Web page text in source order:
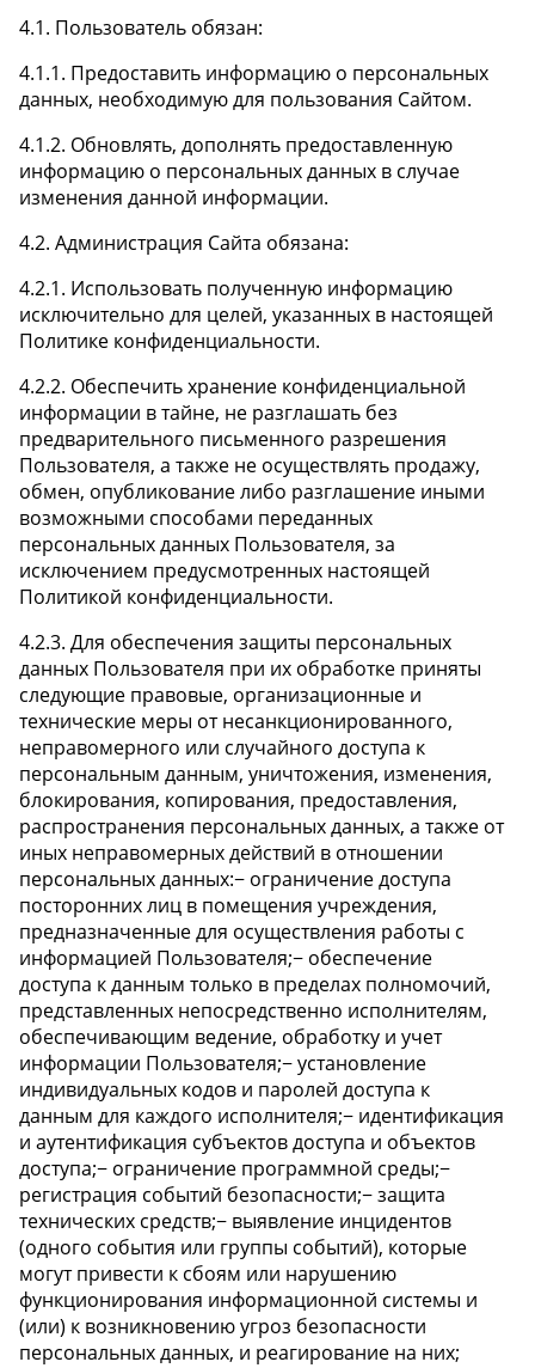
4.1. Пользователь обязан:
4.1.1. Предоставить информацию о персональных
данных, необходимую для пользования Сайтом.
4.1.2. Обновлять, дополнять предоставленную
информацию о персональных данных в случае
изменения данной информации.
4.2. Администрация Сайта обязана:
4.2.1. Использовать полученную информацию
исключительно для целей, указанных в настоящей
Политике конфиденциальности.
4.2.2. Обеспечить хранение конфиденциальной
информации в тайне, не разглашать без
предварительного письменного разрешения
Пользователя, а также не осуществлять продажу,
обмен, опубликование либо разглашение иными
возможными способами переданных
персональных данных Пользователя, за
исключением предусмотренных настоящей
Политикой конфиденциальности.
4.2.3. Для обеспечения защиты персональных
данных Пользователя при их обработке приняты
следующие правовые, организационные и
технические меры от несанкционированного,
неправомерного или случайного доступа к
персональным данным, уничтожения, изменения,
блокирования, копирования, предоставления,
распространения персональных данных, а также от
иных неправомерных действий в отношении
персональных данных:− ограничение доступа
посторонних лиц в помещения учреждения,
предназначенные для осуществления работы с
информацией Пользователя;− обеспечение
доступа к данным только в пределах полномочий,
представленных непосредственно исполнителям,
обеспечивающим ведение, обработку и учет
информации Пользователя;− установление
индивидуальных кодов и паролей доступа к
данным для каждого исполнителя;− идентификация
и аутентификация субъектов доступа и объектов
доступа;− ограничение программной среды;−
регистрация событий безопасности;− защита
технических средств;− выявление инцидентов
(одного события или группы событий), которые
могут привести к сбоям или нарушению
функционирования информационной системы и
(или) к возникновению угроз безопасности
персональных данных, и реагирование на них;